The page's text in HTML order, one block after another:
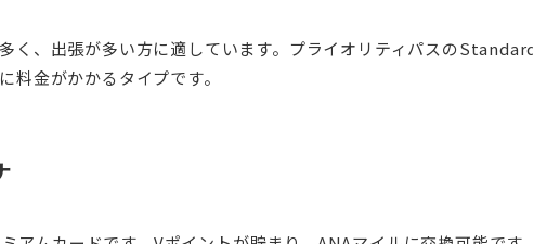
く、出張が多い方に適しています。プライオリティパスの
料金がかかるタイプです。